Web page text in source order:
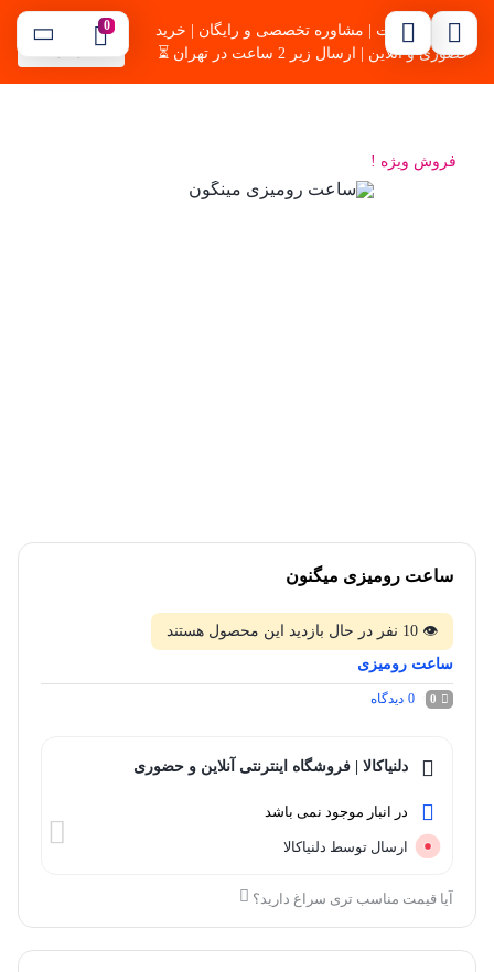
🔥بهترین قیمت | مشاوره تخصصی و رایگان | خرید
حضوری و آنلاین | ارسال زیر 2 ساعت در تهران ⏳
09121254344
0
فروش ویژه !
ساعت رومیزی میگنون
👁
10 نفر در حال بازدید این محصول هستند
ساعت رومیزی
0
0 دیدگاه
دلنیاکالا | فروشگاه اینترنتی آنلاین و حضوری
در انبار موجود نمی باشد
ارسال توسط دلنیاکالا
آیا قیمت مناسب تری سراغ دارید؟